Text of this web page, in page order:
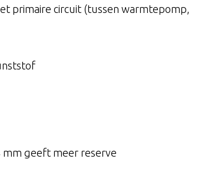
primaire circuit (tussen warmtepomp,
mm geeft meer reserve